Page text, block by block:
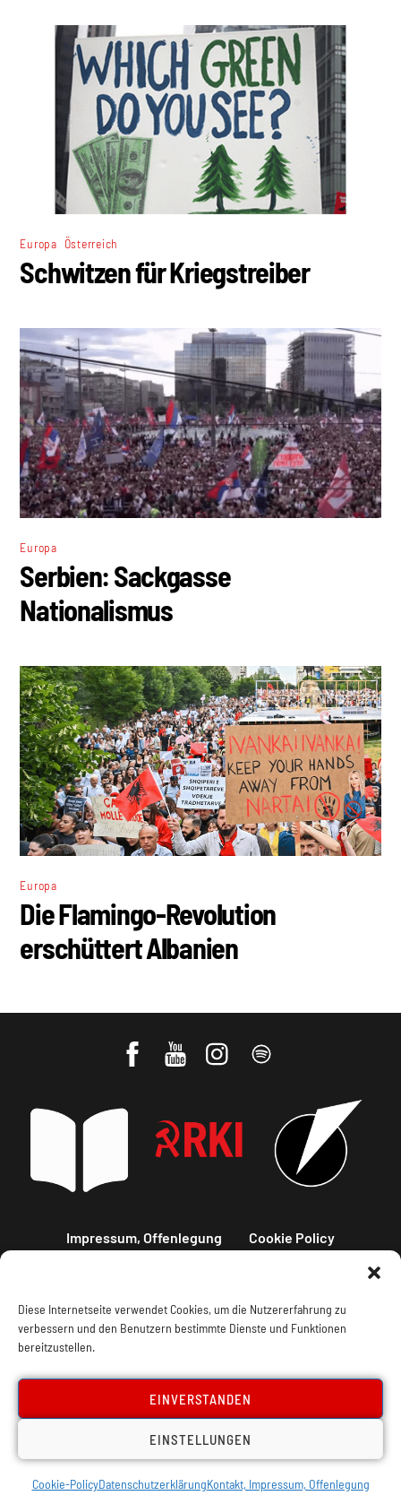
Diese Internetseite verwendet Cookies, um die Nutzererfahrung zu
verbessern und den Benutzern bestimmte Dienste und Funktionen
bereitzustellen.
EINVERSTANDEN
EINSTELLUNGEN
Cookie-PolicyDatenschutzerklärungKontakt, Impressum, Offenlegung
Europa Österreich
Schwitzen für Kriegstreiber
Europa
Serbien: Sackgasse
Nationalismus
Europa
Die Flamingo-Revolution
erschüttert Albanien
Impressum, Offenlegung Cookie Policy